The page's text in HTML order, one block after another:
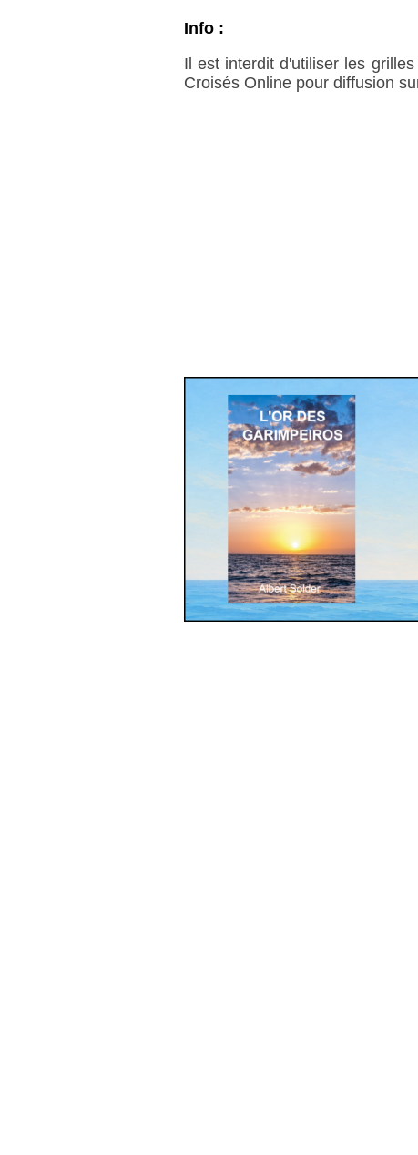
Info :
Il est interdit d'utiliser les
Croisés Online pour diffusion